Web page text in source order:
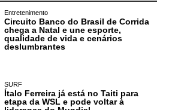
Entretenimento
Circuito Banco do Brasil de Corrida
chega a Natal e une esporte,
qualidade de vida e cenários
deslumbrantes
SURF
Ítalo Ferreira já está no Taiti para
etapa da WSL e pode voltar à